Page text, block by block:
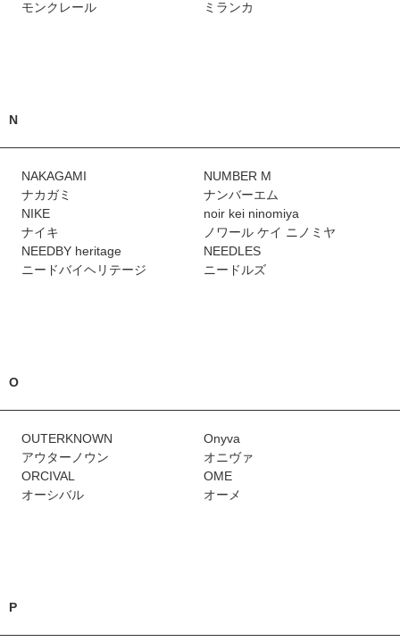
モンクレール
ミランカ
N
NAKAGAMI
ナカガミ
NUMBER M
ナンバーエム
NIKE
ナイキ
noir kei ninomiya
ノワール ケイ ニノミヤ
NEEDBY heritage
ニードバイヘリテージ
NEEDLES
ニードルズ
O
OUTERKNOWN
アウターノウン
Onyva
オニヴァ
ORCIVAL
オーシバル
OME
オーメ
P